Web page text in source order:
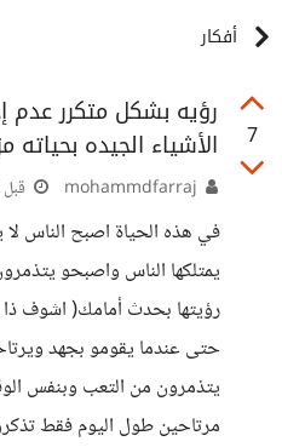
أفكار
7
رؤيه بشكل متكرر عدم
الأشياء الجيده
قبل 5 سنوات
في هذه الحياة اصبح الناس لا
يمتلكها الناس واصبحو
رؤيتها بحدث أمامك( اشوف
حتى عندما يقومو بجهد
يتذمرون من التعب وبنفس
مرتاحين طول اليوم فقط